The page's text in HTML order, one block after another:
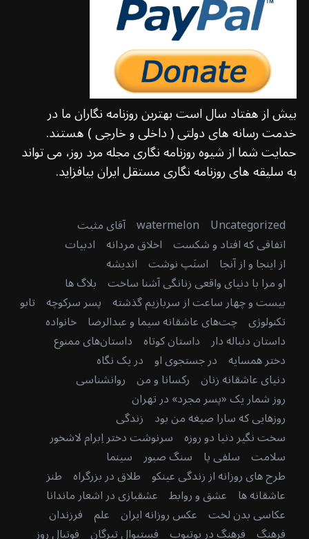
بیش از هفتاد سال است بهترین روزنامه نگاران ما در
خدمت رسانه های دولتی ( داخلی و خارجی ) هستند.
حمایت شما از شیوه روزنامه نگاری مجله مرد روز، می تواند
به سلیقه های روزنامه نگاری مستقل ایران بیافزاید.
Uncategorized
watermelon آقای مثبت
اتفاقی که افتاد و شکست اخلاق مردانه ادبیات
از اینجا و از آنجا اسنَپ نوشت اندیشه
او مرا با دنیای واقعی زنانگی آشنا ساخت بلاگ ها
بیست و چهار ساعت از سربازیم گذشته پسر سرکوچه تابو
تکنولوژی چت‌های عاشقانه سیما و عبدالرضا خانواده
داستان دنباله دار داستان کوتاه داستان‌های ممنوع
دختر همسایه در جستجوی او در یک نگاه
دنیای عاشقانه زنان رکسانا و من روانشناسی
روز شمار یک «پسر مجرد» در تهران
روزهایی که سارا صیغه من بود زندگی
سخت نگیر دنیا دو روزه سرنوشت دختر اِبرام لاشخور
سلامت سلفی پا سنگ صبور سینما
طرح های روزانه از زندگی عینکو طلاق در بزرگراه طنز
عاشقانه ها عشق و روابط عشقبازی در اشعار ماندانا
عکاسی بدن لخت عکس روزانه ایران علم فرزندان
فرهنگ فرهنگ در یوتیوب فستیوال تیرگان فوتبال روز